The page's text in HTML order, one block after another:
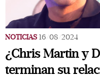
NOTICIAS 16/08/2024
¿Chris Martin y
terminan su